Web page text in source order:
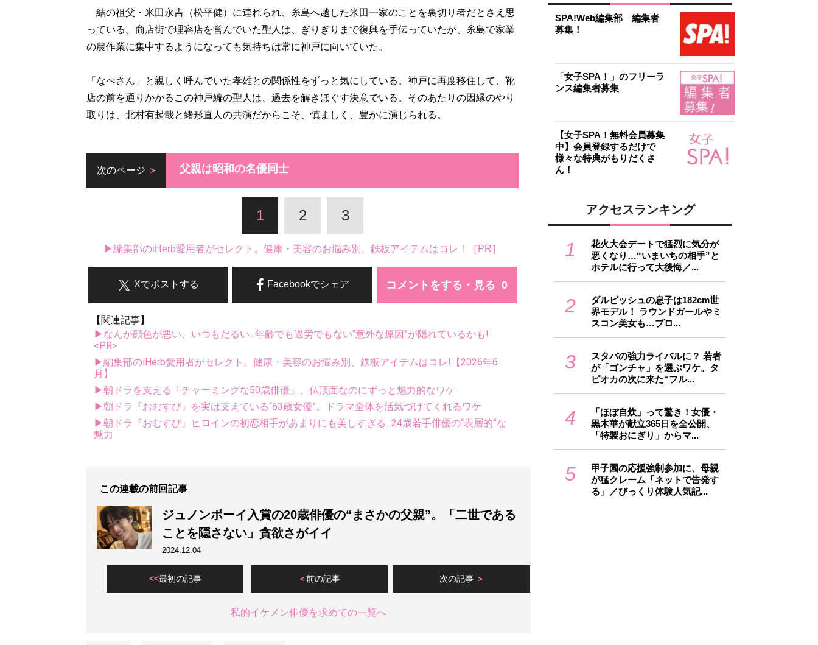
結の祖父・米田永吉（松平健）に連れられ、糸島へ越した米田一家のことを裏切り者だとさえ思
っている。商店街で理容店を営んでいた聖人は、ぎりぎりまで復興を手伝っていたが、糸島で家業
の農作業に集中するようになっても気持ちは常に神戸に向いていた。
「なべさん」と親しく呼んでいた孝雄との関係性をずっと気にしている。神戸に再度移住して、靴
店の前を通りかかるこの神戸編の聖人は、過去を解きほぐす決意でいる。そのあたりの因縁のやり
取りは、北村有起哉と緒形直人の共演だからこそ、慎ましく、豊かに演じられる。
次のページ 父親は昭和の名優同士
1 2 3
▶編集部のiHerb愛用者がセレクト。健康・美容のお悩み別、鉄板アイテムはコレ！［PR］
コメントをする・見る
Facebookでシェア
Xでポストする
【関連記事】
▶なんか顔色が悪い、いつもだるい...年齢でも過労でもない“意外な原因”が隠れているかも!
<PR>
▶編集部のiHerb愛用者がセレクト。健康・美容のお悩み別、鉄板アイテムはコレ!【2026年6
月】
▶朝ドラを支える「チャーミングな50歳俳優」、仏頂面なのにずっと魅力的なワケ
▶朝ドラ『おむすび』を実は支えている“63歳女優”。ドラマ全体を活気づけてくれるワケ
▶朝ドラ『おむすび』ヒロインの初恋相手があまりにも美しすぎる...24歳若手俳優の“表層的”な
魅力
この連載の前回記事
ジュノンボーイ入賞の20歳俳優の“まさかの父親”。「二世である
ことを隠さない」貪欲さがイイ
2024.12.04
最初の記事 前の記事 次の記事
私的イケメン俳優を求めての一覧へ
SPA!Web編集部 編集者
募集！
「女子SPA！」のフリーラ
ンス編集者募集
【女子SPA！無料会員募集
中】会員登録するだけで
様々な特典がもりだくさ
ん！
アクセスランキング
1
花火大会デートで猛烈に気分が
悪くなり…“いまいちの相手”と
ホテルに行って大後悔／...
2
ダルビッシュの息子は182cm世
界モデル！ ラウンドガールやミ
スコン美女も…プロ...
3
スタバの強力ライバルに？ 若者
が「ゴンチャ」を選ぶワケ。タ
ピオカの次に来た“フル...
4
「ほぼ自炊」って驚き！女優・
黒木華が献立365日を全公開、
「特製おにぎり」からマ...
5
甲子園の応援強制参加に、母親
が猛クレーム「ネットで告発す
る」／びっくり体験人気記...